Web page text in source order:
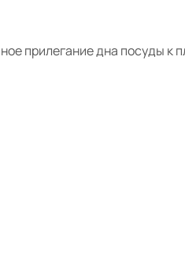
прилегание дна посуды к